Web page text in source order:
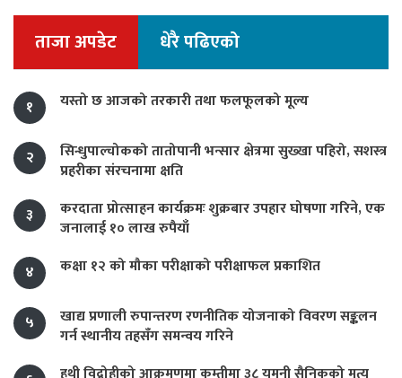
ताजा अपडेट धेरै पढिएको
१ यस्तो छ आजको तरकारी तथा फलफूलको मूल्य
२
सिन्धुपाल्चोकको तातोपानी भन्सार क्षेत्रमा सुख्खा पहिरो, सशस्त्र
प्रहरीका संरचनामा क्षति
३
करदाता प्रोत्साहन कार्यक्रमः शुक्रबार उपहार घोषणा गरिने, एक
जनालाई १० लाख रुपैयाँ
४
कक्षा १२ को मौका परीक्षाको परीक्षाफल प्रकाशित
५
खाद्य प्रणाली रुपान्तरण रणनीतिक योजनाको विवरण सङ्कलन
गर्न स्थानीय तहसँग समन्वय गरिने